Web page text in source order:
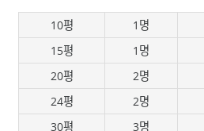
10평 1명
15평
1명
20평
2명
24평
2명
30평
3명